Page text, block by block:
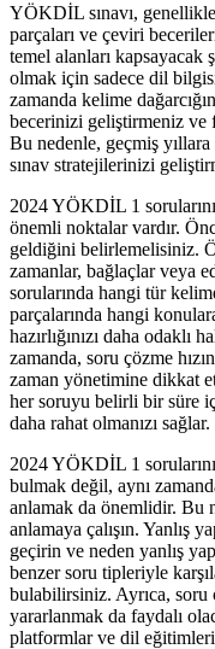
YÖKDİL sınavı,
parçaları ve çeviri
temel alanları kapsayacak
olmak için sadece dil
zamanda kelime
becerinizi geliştirmeniz ve
Bu nedenle, geçmiş
sınav stratejilerinizi
2024 YÖKDİL 1
önemli noktalar vardır.
geldiğini belirlemelisiniz.
zamanlar, bağlaçlar veya
sorularında hangi tür
parçalarında hangi
hazırlığınızı daha odaklı
zamanda, soru çözme
zaman yönetimine dikkat
her soruyu belirli bir süre
daha rahat olmanızı sağlar.
2024 YÖKDİL 1
bulmak değil, aynı
anlamak da önemlidir. Bu
anlamaya çalışın. Yanlış
geçirin ve neden yanlış
benzer soru tipleriyle
bulabilirsiniz. Ayrıca, soru
yararlanmak da faydalı
platformlar ve dil eğitimleri,